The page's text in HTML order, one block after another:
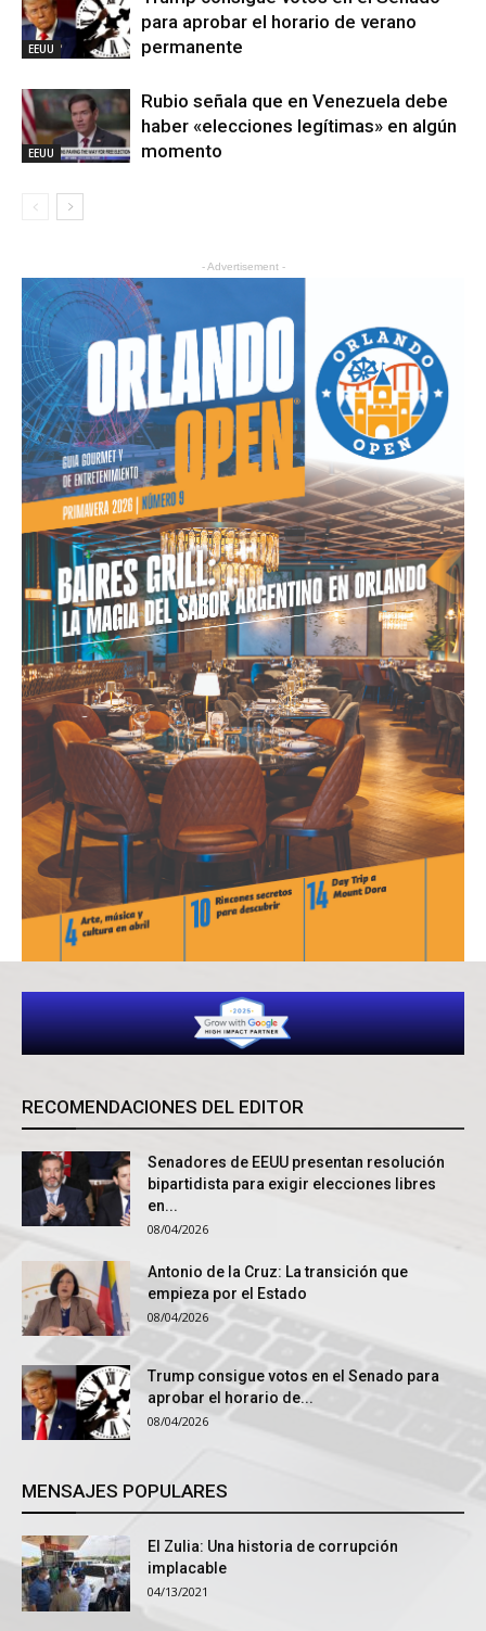
EEUU
para aprobar el horario de verano
permanente
EEUU
Rubio señala que en Venezuela debe
haber «elecciones legítimas» en algún
momento
- Advertisement -
RECOMENDACIONES DEL EDITOR
Senadores de EEUU presentan resolución
bipartidista para exigir elecciones libres
en...
08/04/2026
Antonio de la Cruz: La transición que
empieza por el Estado
08/04/2026
Trump consigue votos en el Senado para
aprobar el horario de...
08/04/2026
MENSAJES POPULARES
El Zulia: Una historia de corrupción
implacable
04/13/2021